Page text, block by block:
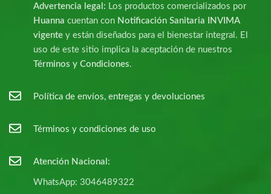
Advertencia legal: Los productos comercializados por
Huanna cuentan con Notificación Sanitaria INVIMA
vigente y están diseñados para el bienestar integral. El
uso de este sitio implica la aceptación de nuestros
Términos y Condiciones.
Política de envíos, entregas y devoluciones
Términos y condiciones de uso
Atención Nacional:
WhatsApp: 3046489322